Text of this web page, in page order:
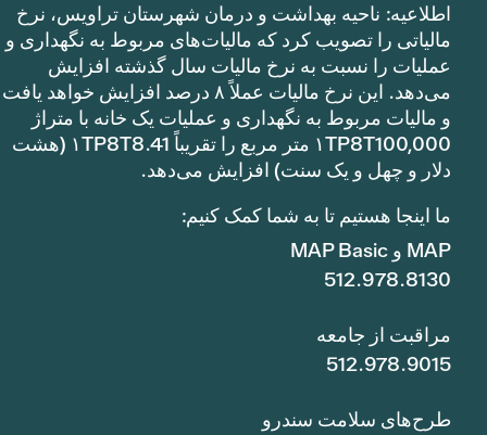
اطلاعیه: ناحیه بهداشت و درمان شهرستان تراویس، نرخ
مالیاتی را تصویب کرد که مالیات‌های مربوط به نگهداری و
عملیات را نسبت به نرخ مالیات سال گذشته افزایش
می‌دهد. این نرخ مالیات عملاً ۸ درصد افزایش خواهد یافت
و مالیات مربوط به نگهداری و عملیات یک خانه با متراژ
۱TP8T100,000 متر مربع را تقریباً ۱TP8T8.41 (هشت
دلار و چهل و یک سنت) افزایش می‌دهد.
ما اینجا هستیم تا به شما کمک کنیم:
MAP و MAP Basic
512.978.8130
مراقبت از جامعه
512.978.9015
طرح‌های سلامت سندرو